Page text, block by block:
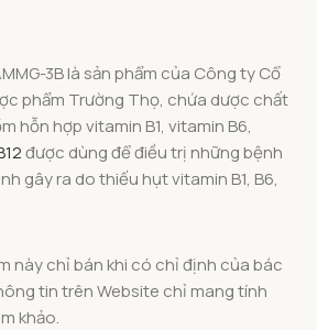
3B là sản phẩm của Công ty Cổ
phẩm Trường Thọ, chứa dược chất
hỗn hợp vitamin B1, vitamin B6,
được dùng để điều trị những bệnh
gây ra do thiếu hụt vitamin B1, B6,
này chỉ bán khi có chỉ định của bác
tin trên Website chỉ mang tính
khảo.